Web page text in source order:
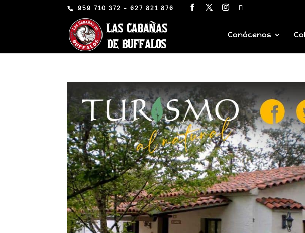
959 710 372 - 627 821 876
Conócenos